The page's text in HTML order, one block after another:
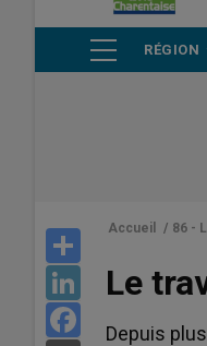
PRINCIPALE
RÉGION
LinkedIn
Accueil / 86 -
Le
Depuis